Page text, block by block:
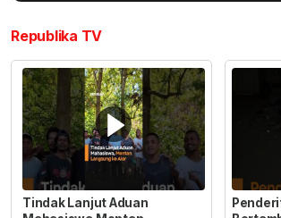
Republika TV
Tindak Lanjut Aduan